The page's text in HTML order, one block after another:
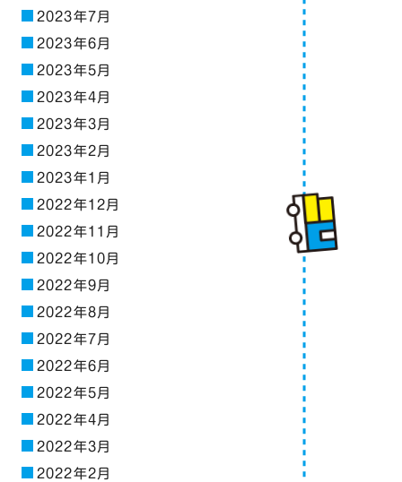
2023年7月
2023年6月
2023年5月
2023年4月
2023年3月
2023年2月
2023年1月
2022年12月
2022年11月
2022年10月
2022年9月
2022年8月
2022年7月
2022年6月
2022年5月
2022年4月
2022年3月
2022年2月